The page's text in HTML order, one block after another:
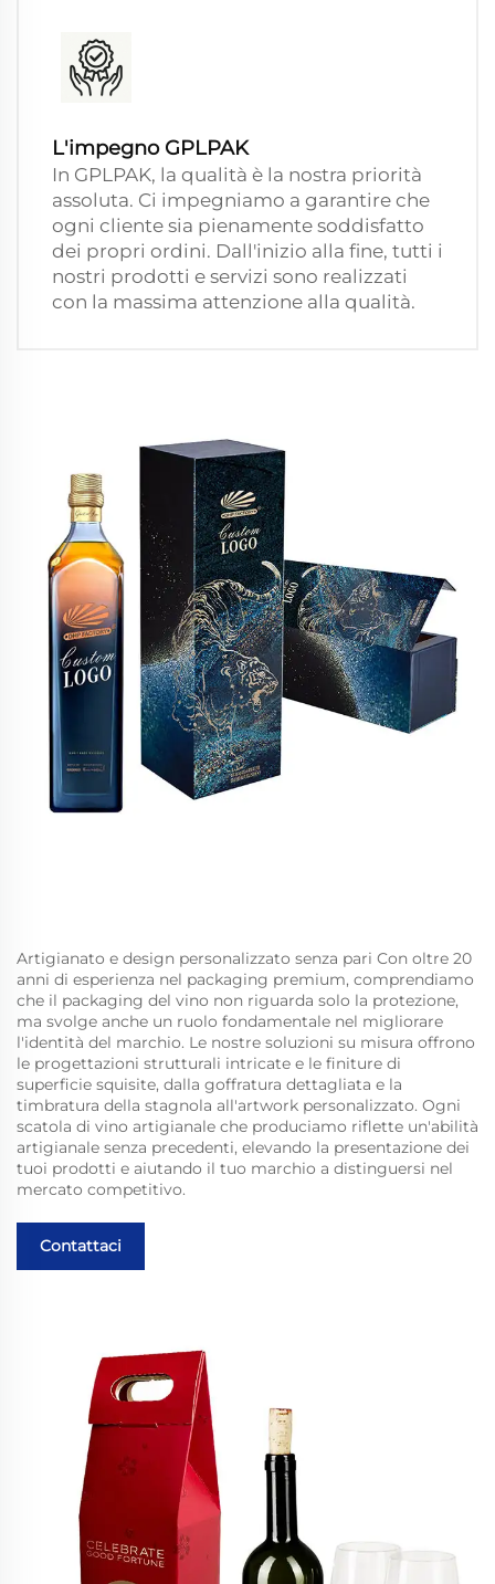
L'impegno GPLPAK
In GPLPAK, la qualità è la nostra priorità
assoluta. Ci impegniamo a garantire che
ogni cliente sia pienamente soddisfatto
dei propri ordini. Dall'inizio alla fine, tutti i
nostri prodotti e servizi sono realizzati
con la massima attenzione alla qualità.
Artigianato e design personalizzato senza pari Con oltre 20
anni di esperienza nel packaging premium, comprendiamo
che il packaging del vino non riguarda solo la protezione,
ma svolge anche un ruolo fondamentale nel migliorare
l'identità del marchio. Le nostre soluzioni su misura offrono
le progettazioni strutturali intricate e le finiture di
superficie squisite, dalla goffratura dettagliata e la
timbratura della stagnola all'artwork personalizzato. Ogni
scatola di vino artigianale che produciamo riflette un'abilità
artigianale senza precedenti, elevando la presentazione dei
tuoi prodotti e aiutando il tuo marchio a distinguersi nel
mercato competitivo.
Contattaci